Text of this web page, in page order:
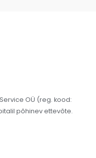
OÜ (reg. kood:
põhinev ettevõte.